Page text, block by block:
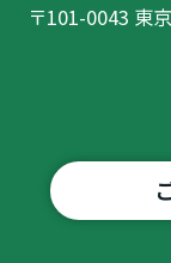
〒101-0043 東